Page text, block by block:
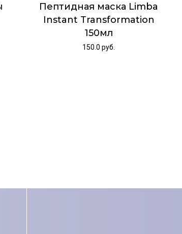
Пептидная маска Limba
Instant Transformation
150мл
150.0руб.